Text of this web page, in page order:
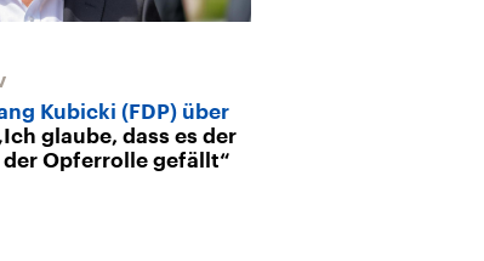
Kubicki (FDP) über
glaube, dass es der
der Opferrolle gefällt“